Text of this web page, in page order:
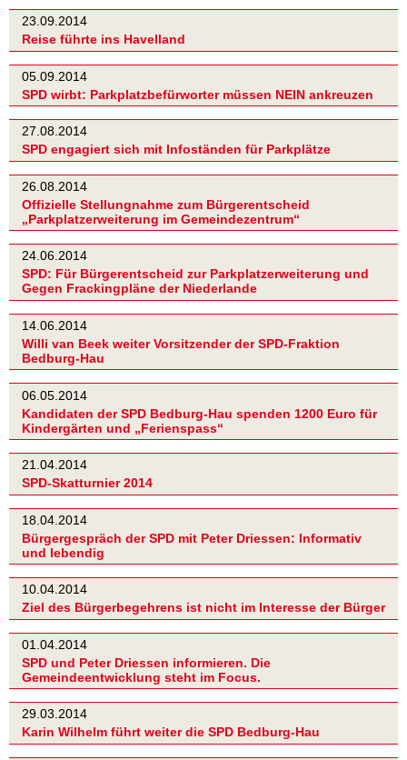
23.09.2014
Reise führte ins Havelland
05.09.2014
SPD wirbt: Parkplatzbefürworter müssen NEIN ankreuzen
27.08.2014
SPD engagiert sich mit Infoständen für Parkplätze
26.08.2014
Offizielle Stellungnahme zum Bürgerentscheid
„Parkplatzerweiterung im Gemeindezentrum“
24.06.2014
SPD: Für Bürgerentscheid zur Parkplatzerweiterung und
Gegen Frackingpläne der Niederlande
14.06.2014
Willi van Beek weiter Vorsitzender der SPD-Fraktion
Bedburg-Hau
06.05.2014
Kandidaten der SPD Bedburg-Hau spenden 1200 Euro für
Kindergärten und „Ferienspass“
21.04.2014
SPD-Skatturnier 2014
18.04.2014
Bürgergespräch der SPD mit Peter Driessen: Informativ
und lebendig
10.04.2014
Ziel des Bürgerbegehrens ist nicht im Interesse der Bürger
01.04.2014
SPD und Peter Driessen informieren. Die
Gemeindeentwicklung steht im Focus.
29.03.2014
Karin Wilhelm führt weiter die SPD Bedburg-Hau